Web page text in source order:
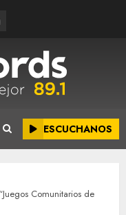
ESCUCHANOS
Comunitarios de